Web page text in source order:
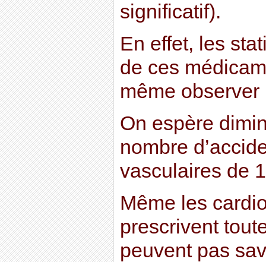
significatif).
En effet, les
de ces
même observer
On espère
nombre
vasculaires de
Même les
prescrivent
peuvent pas